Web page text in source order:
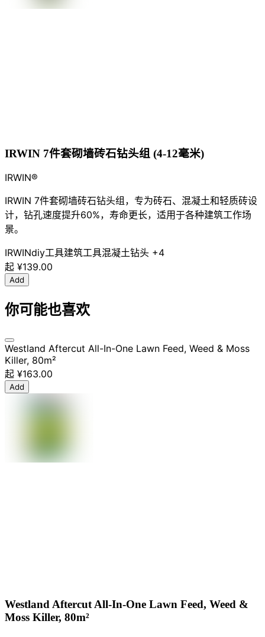
IRWIN 7件套砌墙砖石钻头组 (4-12毫米)
IRWIN®
IRWIN 7件套砌墙砖石钻头组，专为砖石、混凝土和轻质砖设
计，钻孔速度提升60%，寿命更长，适用于各种建筑工作场
景。
IRWINdiy工具建筑工具混凝土钻头 +4
起 ¥139.00
Add
你可能也喜欢
Westland Aftercut All-In-One Lawn Feed, Weed & Moss
Killer, 80m²
起 ¥163.00
Add
Westland Aftercut All-In-One Lawn Feed, Weed &
Moss Killer, 80m²